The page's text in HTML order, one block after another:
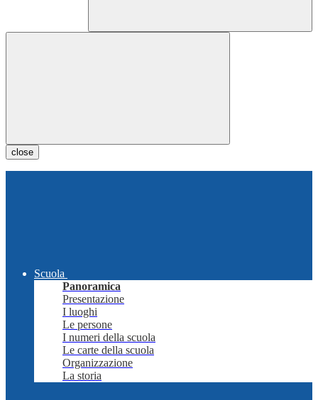
close
Scuola
Panoramica
Presentazione
I luoghi
Le persone
I numeri della scuola
Le carte della scuola
Organizzazione
La storia